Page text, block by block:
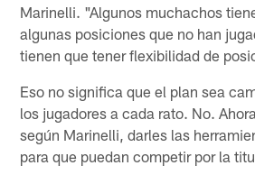
Marinelli. "Algunos muchachos
algunas posiciones que no han
tienen que tener flexibilidad de
Eso no significa que el plan sea
los jugadores a cada rato. No.
según Marinelli, darles las
para que puedan competir por la